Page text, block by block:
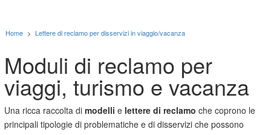
Home > Lettere di reclamo per disservizi in viaggio/vacanza
Moduli di reclamo per
viaggi, turismo e vacanza
Una ricca raccolta dimodellie lettere di reclamo che coprono le
principali tipologie di problematiche e di disservizi che possono